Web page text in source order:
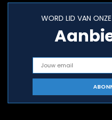
WORD LID VAN